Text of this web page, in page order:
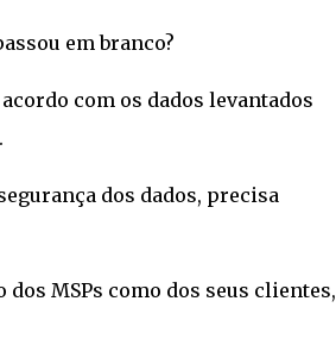
em branco?
com os dados levantados
dos dados, precisa
MSPs como dos seus clientes,